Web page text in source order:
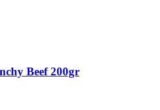
Beef 200gr